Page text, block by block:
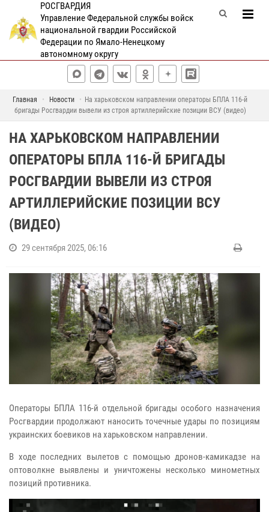
РОСГВАРДИЯ
Управление Федеральной службы войск
национальной гвардии Российской
Федерации по Ямало-Ненецкому
автономному округу
Главная Новости
На харьковском направлении операторы БПЛА 116-й
бригады Росгвардии вывели из строя артиллерийские позиции ВСУ (видео)
НА ХАРЬКОВСКОМ НАПРАВЛЕНИИ
ОПЕРАТОРЫ БПЛА 116-Й БРИГАДЫ
РОСГВАРДИИ ВЫВЕЛИ ИЗ СТРОЯ
АРТИЛЛЕРИЙСКИЕ ПОЗИЦИИ ВСУ
(ВИДЕО)
29 сентября 2025, 06:16
Операторы БПЛА 116-й отдельной бригады особого назначения
Росгвардии продолжают наносить точечные удары по позициям
украинских боевиков на харьковском направлении.
В ходе последних вылетов с помощью дронов-камикадзе на
оптоволкне выявлены и уничтожены несколько минометных
позиций противника.